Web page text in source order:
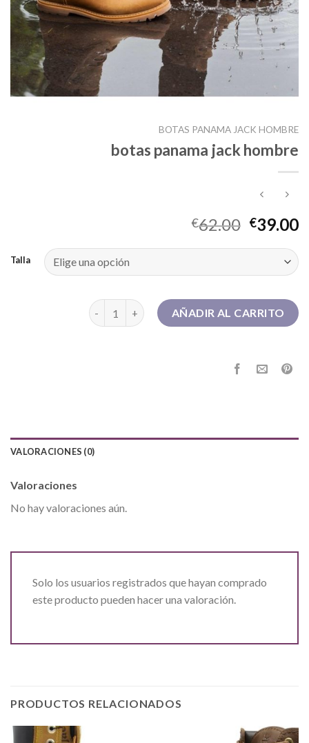
BOTAS PANAMA JACK HOMBRE
botas panama jack hombre
€62.00 €39.00
Talla
botas panama jack hombre cantidad
AÑADIR AL CARRITO
VALORACIONES (0)
Valoraciones
No hay valoraciones aún.
Solo los usuarios registrados que hayan comprado
este producto pueden hacer una valoración.
PRODUCTOS RELACIONADOS